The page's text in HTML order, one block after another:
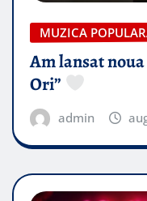
MUZICA
Am lansat
Ori”
admin